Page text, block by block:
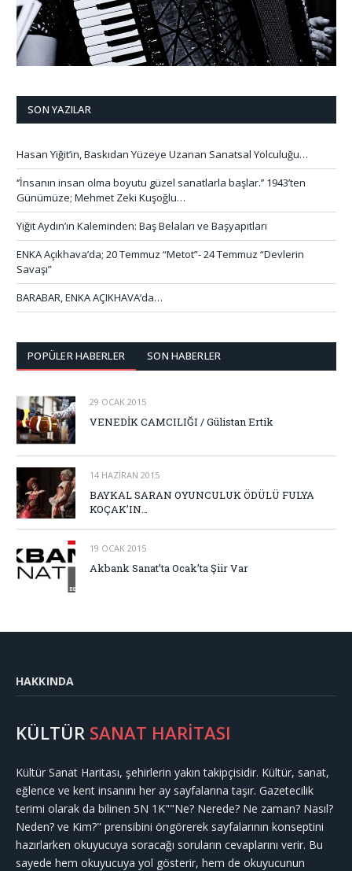
SON YAZILAR
Hasan Yiğit’in, Baskıdan Yüzeye Uzanan Sanatsal Yolculuğu…
‘’İnsanın insan olma boyutu güzel sanatlarla başlar.’’ 1943’ten
Günümüze; Mehmet Zeki Kuşoğlu…
Yiğit Aydın’ın Kaleminden: Baş Belaları ve Başyapıtları
ENKA Açıkhava’da; 20 Temmuz “Metot”- 24 Temmuz “Devlerin
Savaşı”
BARABAR, ENKA AÇIKHAVA’da…
POPÜLER HABERLER SON HABERLER
29 OCAK 2015
VENEDİK CAMCILIĞI / Gülistan Ertik
14 HAZIRAN 2015
BAYKAL SARAN OYUNCULUK ÖDÜLÜ FULYA
KOÇAK’IN…
19 OCAK 2015
Akbank Sanat’ta Ocak’ta Şiir Var
HAKKINDA
KÜLTÜR SANAT HARİTASI
Kültür Sanat Haritası, şehirlerin yakın takipçisidir. Kültür, sanat,
eğlence ve kent insanını her ay sayfalarına taşır. Gazetecilik
terimi olarak da bilinen 5N 1K""Ne? Nerede? Ne zaman? Nasıl?
Neden? ve Kim?" prensibini öngörerek sayfalarının konseptini
hazırlarken okuyucuya soracağı soruların cevaplarını verir. Bu
sayede hem okuyucuya yol gösterir, hem de okuyucunun